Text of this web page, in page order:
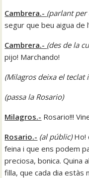
Cambrera.- (parlant
segur que beu aigua de
Cambrera.- (des de la
pijo! Marchando!
(Milagros deixa el teclat
(passa la Rosario)
Milagros.- Rosario!!!
Rosario.- (al públic)Ho!
feina i que ens podem
preciosa, bonica. Quina
filla, que cada dia estàs